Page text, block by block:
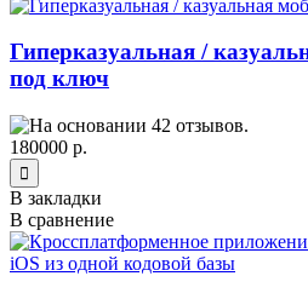
Гиперказуальная /
под ключ
180000 р.
В закладки
В сравнение